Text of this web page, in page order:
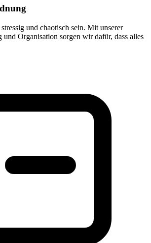
und chaotisch sein. Mit unserer
und Organisation sorgen wir dafür, dass alles